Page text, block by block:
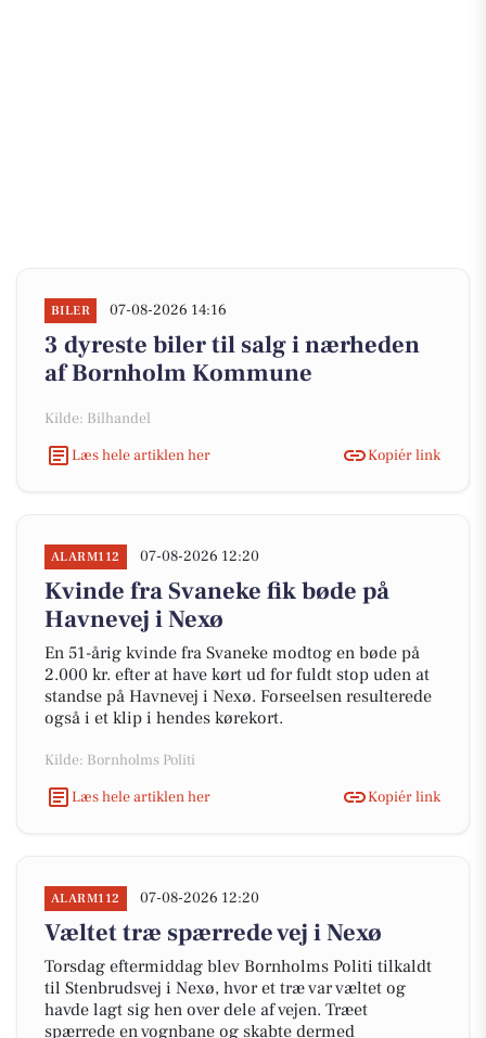
BILER 07-08-2026 14:16
3 dyreste biler til salg i nærheden
af Bornholm Kommune
Kilde: Bilhandel
Læs hele artiklen her
Kopiér link
ALARM112 07-08-2026 12:20
Kvinde fra Svaneke fik bøde på
Havnevej i Nexø
En 51-årig kvinde fra Svaneke modtog en bøde på
2.000 kr. efter at have kørt ud for fuldt stop uden at
standse på Havnevej i Nexø. Forseelsen resulterede
også i et klip i hendes kørekort.
Kilde: Bornholms Politi
Læs hele artiklen her
Kopiér link
ALARM112 07-08-2026 12:20
Væltet træ spærrede vej i Nexø
Torsdag eftermiddag blev Bornholms Politi tilkaldt
til Stenbrudsvej i Nexø, hvor et træ var væltet og
havde lagt sig hen over dele af vejen. Træet
spærrede en vognbane og skabte dermed